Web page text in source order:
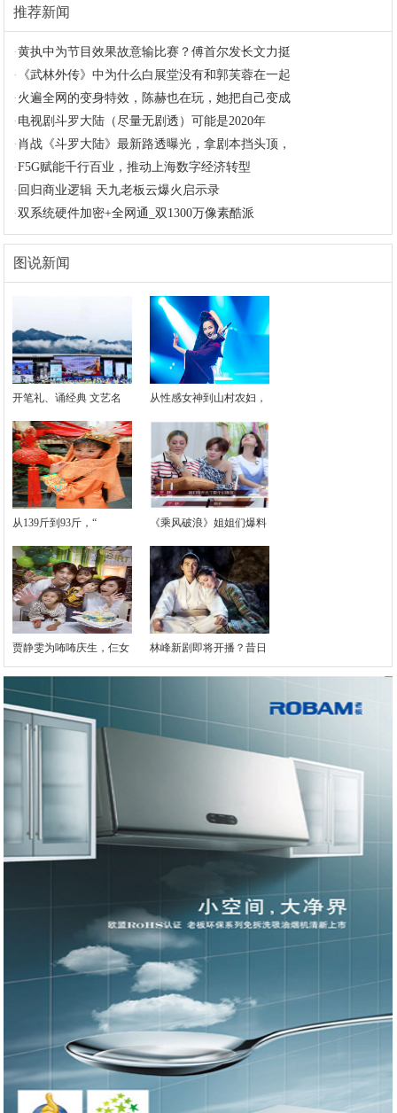
推荐新闻
·黄执中为节目效果故意输比赛？傅首尔发长文力挺
·
《武林外传》中为什么白展堂没有和郭芙蓉在一起
· 火遍全网的变身特效，陈赫也在玩，她把自己变成
· 电视剧斗罗大陆（尽量无剧透）可能是2020年
· 肖战《斗罗大陆》最新路透曝光，拿剧本挡头顶，
·F5G赋能千行百业，推动上海数字经济转型
· 回归商业逻辑 天九老板云爆火启示录
·双系统硬件加密+全网通_双1300万像素酷派
图说新闻
开笔礼、诵经典 文艺名 从性感女神到山村农妇，
从139斤到93斤，“ 《乘风破浪》姐姐们爆料
贾静雯为咘咘庆生，仨女 林峰新剧即将开播？昔日